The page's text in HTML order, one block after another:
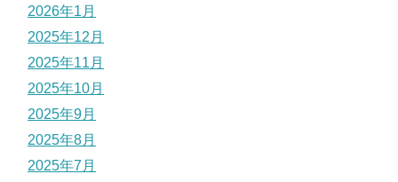
2026年1月
2025年12月
2025年11月
2025年10月
2025年9月
2025年8月
2025年7月